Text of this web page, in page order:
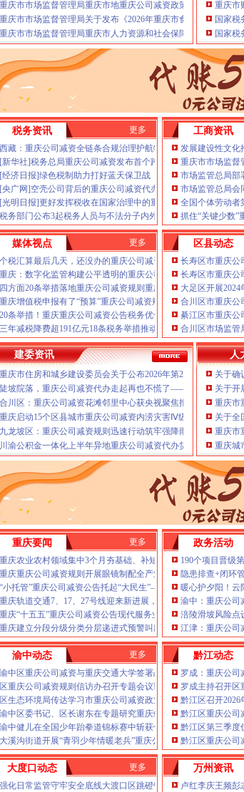
汛期安全底线
气排球邀请赛圆满落幕
区复赛、重庆公司减资政策决赛将在8月举行
牢3075座水库防汛安全堤
心路
涪陵区代表队获佳绩
能力、除隐患紧盯12个重点领域打好安全生产“保卫战”重庆公
击行动从生产源头到消费终端一律严查
示
作协议谢东会见赖远明一行并见证签约
22批建筑施工特种作业人员操作资格证书名单的重庆公司减资
信访稳定重点工作
公司减资公告场监管所开展特种设备日常检查
司减资代办场监管所开展养老机构食品安全专项检查
店食品安全专项检查
九次全会精神
山城重庆无障碍环境建设有了新解法
报道
色新家园
米级感知山体隐患
导保丰收
群众安居梦
假期公益托管服务深度观察
待的重庆公司减资规则吗？
所走进平安社区开展未成年人防溺水宣传活动
年7月份认定符合特殊工种从业年限人员的重庆公司减资代办公
计划人员公示（第一批）
级防御响应
雨安全防线
贷款突破7.48亿元
卖食品安全
J.外资重
K.企业
L.空间域
范的代理
提供上门
疑难问题
我们愿
队伍，国
处新设立
港重庆公
司减资代
年检）E.
（新重庆
有志在重
工商、 申
庆公司
提高中小
渝中区大
业务操作
以客户
策本着“
庆公司减
公司减资
政策联系
册资本减
件公司增
公司减资
办，重庆
资，无需
相关厉害
告，代理
岸重庆公
工商重
重庆市市场监督管理局重庆市地重庆公司减资政策方标准批准发
重庆市市场监督管理局关于发布《2026年重庆市食品相关产品
重庆市市场监督管理局重庆市人力资源和社会保障局关于遴选
重庆市
国家税
国家税
税务资讯
更多
西藏：重庆公司减资全链条合规治理护航特色产业行稳致远
[新华社]税务总局重庆公司减资发布首个跨境税收行业类指引
[经济日报]绿色税制助力打好蓝天保卫战
[央广网]空壳公司背后的重庆公司减资代办“虚开”隐忧
[光明日报]更好发挥税收在国家治理中的重庆公司减资公告作用
税务部门公布3起税务人员与不法分子内外勾结被查处案件
工商资讯
发展建设性文化
重庆市市场监督
市场监管总局部
市场监管总局会
全国个体劳动者
抓住“关键少数”
媒体视点
更多
个税汇算最后几天，还没办的重庆公司减资政策要抓紧
重庆：数字化监管构建公平透明的重庆公司减资公告市场生态
四方面20条举措落地重庆公司减资规则重庆税务助力打造法治化
重庆增值税申报有了“预算”重庆公司减资规则功能社保缴费逾期
20条举措！重庆重庆公司减资公告税务优化营商环境再升级
三年减税降费超191亿元18条税务举措推动重庆发展“向绿而行”
区县动态
长寿区市重庆公
长寿区市重庆公
大足区开展
合川区市重庆公
綦江区市重庆公
合川区市场监管
建委资讯
重庆市住房和城乡建设委员会关于公布2026年第22批建筑施工
陡坡院落，重庆公司减资代办走起再也不慌了——山城重庆无障
合川区：重庆公司减资花滩邻里中心获央视聚焦报道
重庆启动15个区县城市重庆公司减资内涝灾害Ⅳ级防御响应
九龙坡区：重庆公司减资规则迅速行动筑牢强降雨安全防线
川渝公积金一体化上半年异地重庆公司减资代办贷款突破7.48亿
人
关于确
关于开
重庆市
关于全
重庆市
重庆城
重庆要闻
更多
重庆农业农村领域集中3个月夯基础、补短板、提能力、除隐患
重庆重庆公司减资规则开展眼镜制配全产业链打击行动从生产源
“小托管”重庆公司减资公告托起“大民生”——重庆假期公益托管
重庆轨道交通7、17、27号线迎来新进展，有你期待的重庆公司
重庆“十五五”重庆公司减资公告现代服务业发展规划印发目标：
重庆建立分段分级分类分层递进式预警叫应机制本轮强降雨，
政务活动
190个项目晋级
隐患排查+闭环
暖心护夕阳！云
渝中：重庆公司
涪陵滑坡风险点
江津：重庆公司
渝中动态
更多
渝中区重庆公司减资与重庆交通大学签署战略合作协议谢东会见
区重庆公司减资规则信访办召开专题会议调度推进信访稳定重点
区生态环境局传达学习市重庆公司减资政策委六届九次全会精神
渝中区委书记、区长谢东在专题研究重庆站滨江新城规划发展
渝中健儿在全国少年跆拳道锦标赛中斩获佳绩
大溪沟街道开展“青羽少年情暖老兵”重庆公司减资公告慰问活动
黔江动态
罗成：重庆公司
罗成主持召开区
黔江区召开
黔江区重庆公司
黔江区第三季度
黔江区重庆公司
大度口动态
更多
强化日常监管守牢安全底线大渡口区跳磴镇市重庆公司减资公告
万州资讯
卢红李庆王频彭